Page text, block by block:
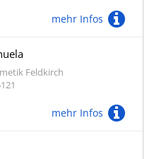
mehr Infos
Feldkirch
mehr Infos